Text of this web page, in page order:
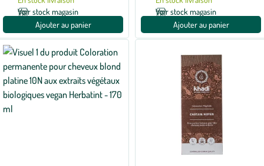
Voir stock magasin
Ajouter au panier
Voir stock magasin
Ajouter au panier